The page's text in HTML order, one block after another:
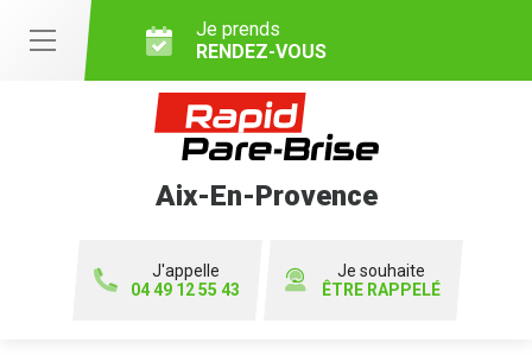
Je prends
RENDEZ-VOUS
Aix-En-Provence
J'appelle
04 49 12 55 43
Je souhaite
ÊTRE RAPPELÉ